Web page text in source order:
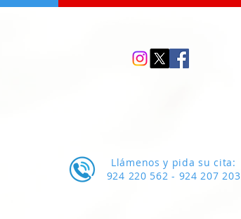
Llámenos y pida su cita:
924 220 562 - 924 207 203